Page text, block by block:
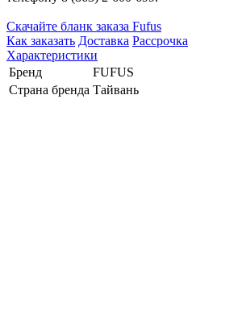
Cкачайте бланк заказа Fufus
Как заказать Доставка Рассрочка
Характеристики
Бренд
FUFUS
Страна бренда Тайвань